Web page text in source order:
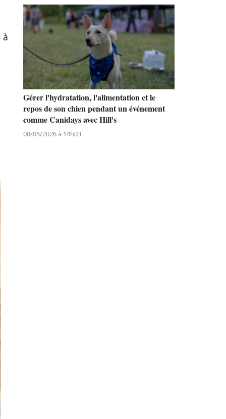
à
Gérer l'hydratation, l'alimentation et le
repos de son chien pendant un événement
comme Canidays avec Hill's
08/05/2026 à 14h03